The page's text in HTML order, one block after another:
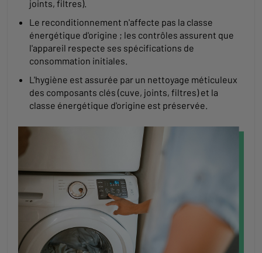
joints, filtres).
Le reconditionnement n'affecte pas la classe
énergétique d'origine ; les contrôles assurent que
l'appareil respecte ses spécifications de
consommation initiales.
L'hygiène est assurée par un nettoyage méticuleux
des composants clés (cuve, joints, filtres) et la
classe énergétique d'origine est préservée.